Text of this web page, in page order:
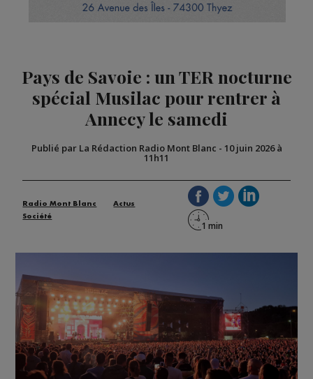
Pays de Savoie : un TER nocturne
spécial Musilac pour rentrer à
Annecy le samedi
Publié par La Rédaction Radio Mont Blanc - 10 juin 2026 à
11h11
Radio Mont Blanc
Actus
Société